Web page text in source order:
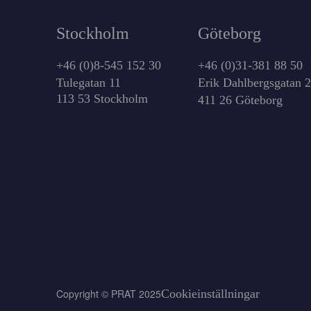
Stockholm
+46 (0)8-545 152 30
Tulegatan 11
113 53 Stockholm
Göteborg
+46 (0)31-381 88 50
Erik Dahlbergsgatan
411 26 Göteborg
Copyright © PRAT 2025Cookieinställningar